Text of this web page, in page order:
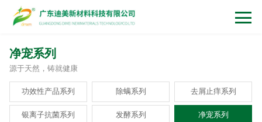
净宠系列
源于天然，铸就健康
功效性产品系列 除螨系列 去屑止痒系列
银离子抗菌系列 发酵系列 净宠系列